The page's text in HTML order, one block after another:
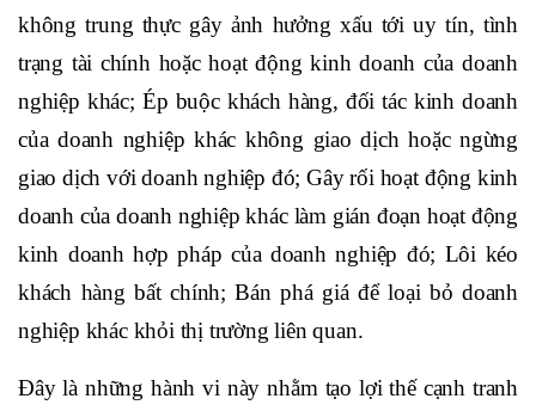
không trung thực gây ảnh hưởng xấu tới uy tín, tình
trạng tài chính hoặc hoạt động kinh doanh của doanh
nghiệp khác; Ép buộc khách hàng, đối tác kinh doanh
của doanh nghiệp khác không giao dịch hoặc ngừng
giao dịch với doanh nghiệp đó; Gây rối hoạt động kinh
doanh của doanh nghiệp khác làm gián đoạn hoạt động
kinh doanh hợp pháp của doanh nghiệp đó; Lôi kéo
khách hàng bất chính; Bán phá giá để loại bỏ doanh
nghiệp khác khỏi thị trường liên quan.
Đây là những hành vi này nhằm tạo lợi thế cạnh tranh